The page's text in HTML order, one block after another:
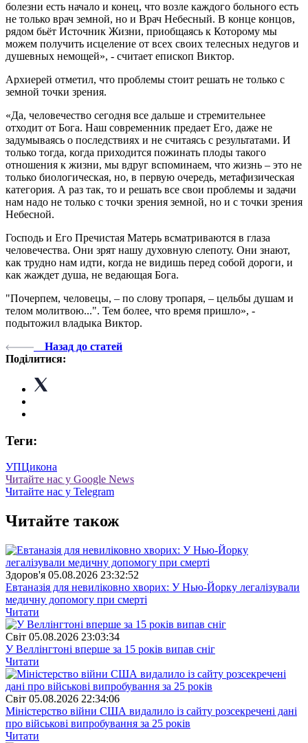
болезни есть начало и конец, что возле каждого больного есть
не только врач земной, но и Врач Небесный. В конце концов,
рядом бьёт Источник Жизни, приобщаясь к Которому мы
можем получить исцеление от всех своих телесных недугов и
душевных немощей», - считает епископ Виктор.
Архиерей отметил, что проблемы стоит решать не только с
земной точки зрения.
«Да, человечество сегодня все дальше и стремительнее
отходит от Бога. Наш современник предает Его, даже не
задумываясь о последствиях и не считаясь с результатами. И
только тогда, когда приходится пожинать плоды такого
отношения к жизни, мы вдруг вспоминаем, что жизнь – это не
только биологическая, но, в первую очередь, метафизическая
категория. А раз так, то и решать все свои проблемы и задачи
нам надо не только с точки зрения земной, но и с точки зрения
Небесной.
Господь и Его Пречистая Матерь всматриваются в глаза
человечества. Они зрят нашу духовную слепоту. Они знают,
как трудно нам идти, когда не видишь перед собой дороги, и
как жаждет душа, не ведающая Бога.
"Почерпем, человецы, – по слову тропаря, – цельбы душам и
телом молитвою...". Тем более, что время пришло», -
подытожил владыка Виктор.
Назад до статей
Поділитися:
Теги:
УПЦикона
Читайте нас у Google News
Читайте нас у Telegram
Читайте також
Здоров'я 05.08.2026 23:32:52
Евтаназія для невиліковно хворих: У Нью-Йорку легалізували
медичну допомогу при смерті
Читати
Свiт 05.08.2026 23:03:34
У Веллінгтоні вперше за 15 років випав сніг
Читати
Свiт 05.08.2026 22:34:06
Міністерство війни США видалило із сайту розсекречені дані
про військові випробування за 25 років
Читати